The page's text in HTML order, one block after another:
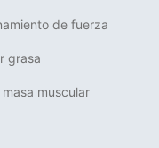
de fuerza
grasa
muscular